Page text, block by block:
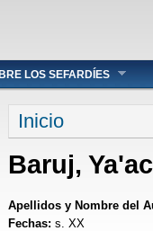
LOS SEFARDÍES
Se encuentra
Inicio
Baruj,
Apellidos y Nombre del
Fechas: s. XX